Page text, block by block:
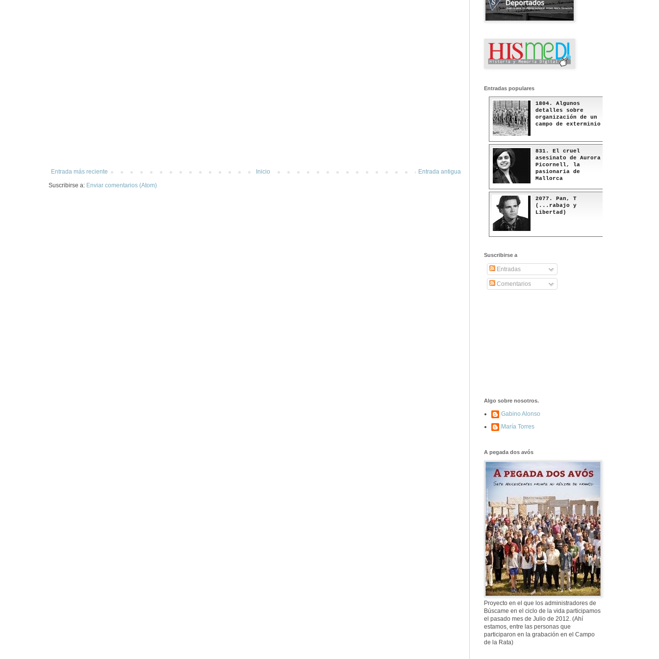
Entrada más reciente Entrada antigua
Inicio
Suscribirse a: Enviar comentarios (Atom)
Entradas populares
1804. Algunos
detalles sobre
organización de un
campo de exterminio
831. El cruel
asesinato de Aurora
Picornell, la
pasionaria de
Mallorca
2077. Pan, T
(...rabajo y
Libertad)
577. Nos fusilaron
fusilaron mal
307. Vuestros
nombres no se han
borrado en la
Historia
Suscribirse a
Entradas
Comentarios
Algo sobre nosotros.
Gabino Alonso
María Torres
A pegada dos avós
Proyecto en el que los administradores de
Búscame en el ciclo de la vida participamos
el pasado mes de Julio de 2012. (Ahí
estamos, entre las personas que
participaron en la grabación en el Campo
de la Rata)